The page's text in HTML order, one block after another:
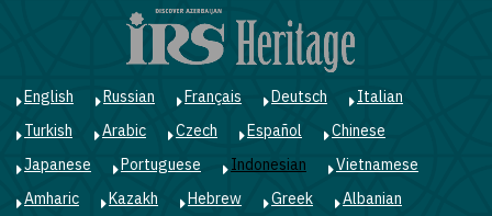
English Russian Français Deutsch
Italian
Turkish
Arabic Czech Español
Chinese
Japanese
Portuguese Indonesian
Vietnamese
Amharic
Kazakh Hebrew Greek
Albanian